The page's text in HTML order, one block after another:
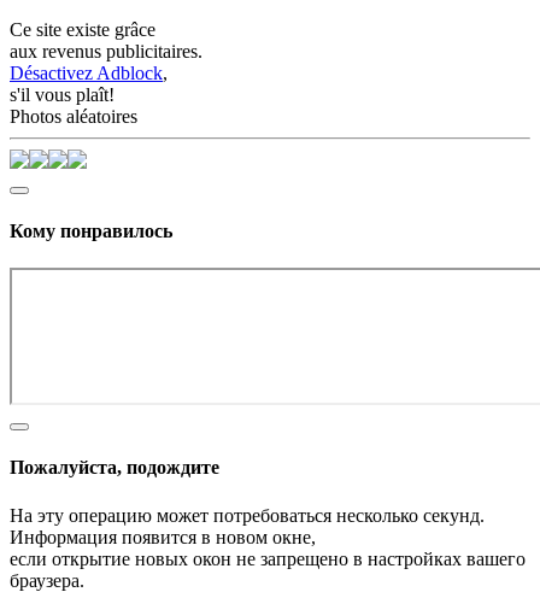
Ce site existe grâce
aux revenus publicitaires.
Désactivez Adblock,
s'il vous plaît!
Photos aléatoires
Кому понравилось
Пожалуйста, подождите
На эту операцию может потребоваться несколько секунд.
Информация появится в новом окне,
если открытие новых окон не запрещено в настройках вашего
браузера.